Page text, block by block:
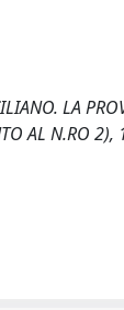
LA
AL N.RO 2),